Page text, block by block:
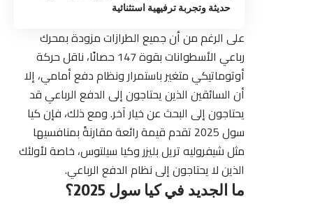
حديثة وتجربة ترفيهية استثنائية
على الرغم من أن جميع الطرازات مزودة بمحرك
رباعي الأسطوانات بقوة 147 حصانًا، ناقل حركة
أوتوماتيكي متغير باستمرار ونظام دفع أمامي، إلا
أن السائقين الذين يحتاجون إلى الدفع الرباعي قد
يحتاجون إلى البحث عن خيار آخر. ومع ذلك، فإن كيا
سول 2025 تقدم قيمة رائعة مقارنةً بمنافسيها
مثل شيفروليه تريل بليزر وكيا سيلتوس، خاصة لأولئك
الذين لا يحتاجون إلى نظام الدفع الرباعي.
ما الجديد في كيا سول 2025؟